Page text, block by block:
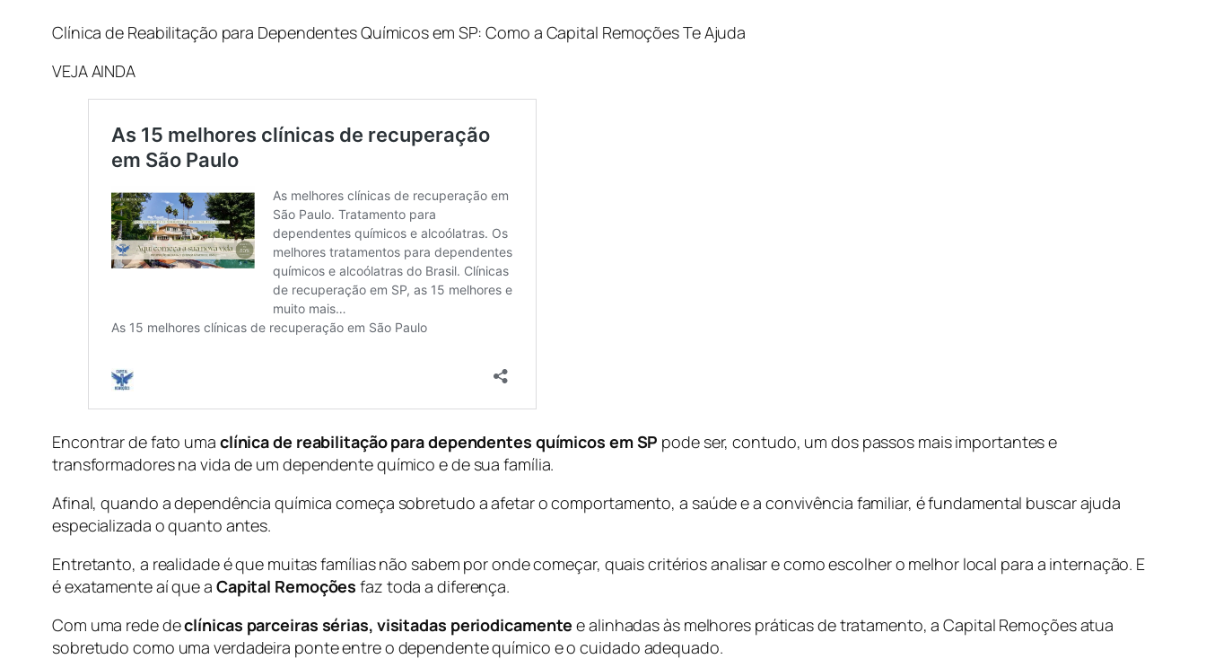
Clínica de Reabilitação para Dependentes Químicos em SP: Como a Capital Remoções Te Ajuda
VEJA AINDA
Encontrar de fato uma clínica de reabilitação para dependentes químicos em SP pode ser, contudo, um dos passos mais importantes e
transformadores na vida de um dependente químico e de sua família.
Afinal, quando a dependência química começa sobretudo a afetar o comportamento, a saúde e a convivência familiar, é fundamental buscar ajuda
especializada o quanto antes.
Entretanto, a realidade é que muitas famílias não sabem por onde começar, quais critérios analisar e como escolher o melhor local para a internação. E
é exatamente aí que a Capital Remoções faz toda a diferença.
Com uma rede declínicas parceiras sérias, visitadas periodicamente e alinhadas às melhores práticas de tratamento, a Capital Remoções atua
sobretudo como uma verdadeira ponte entre o dependente químico e o cuidado adequado.